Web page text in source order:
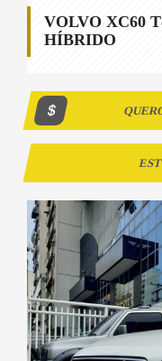
VOLVO XC60
HÍBRIDO